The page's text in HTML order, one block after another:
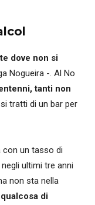
dove non si
Nogueira -. Al No
tanti non
tratti di un bar per
con un tasso di
ultimi tre anni
non sta nella
di